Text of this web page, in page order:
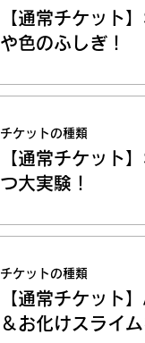
【通常チケット
や色のふしぎ！
チケットの種類
【通常チケット
つ大実験！
チケットの種類
【通常チケット
＆お化けスライム